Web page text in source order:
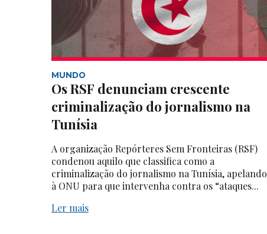
MUNDO
Os RSF denunciam crescente
criminalização do jornalismo na
Tunísia
A organização Repórteres Sem Fronteiras (RSF)
condenou aquilo que classifica como a
criminalização do jornalismo na Tunísia, apelando
à ONU para que intervenha contra os “ataques...
Ler mais